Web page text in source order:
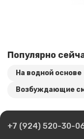
Популярно
На водной основе
Возбуждающие
+7 (924) 520-30-